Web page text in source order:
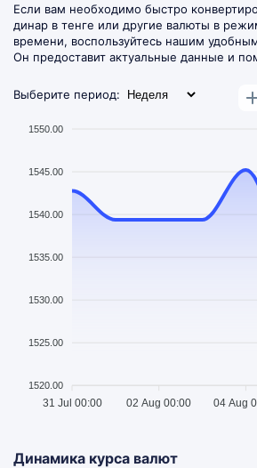
Если вам необходимо быстро
динар в тенге или другие валюты в
времени, воспользуйтесь нашим
Он предоставит актуальные данные и
Выберите период:
1550.00
1545.00
1540.00
1535.00
1530.00
1525.00
1520.00
31 Jul 00:00 02 Aug 00:00 04 Aug
Динамика курса валют